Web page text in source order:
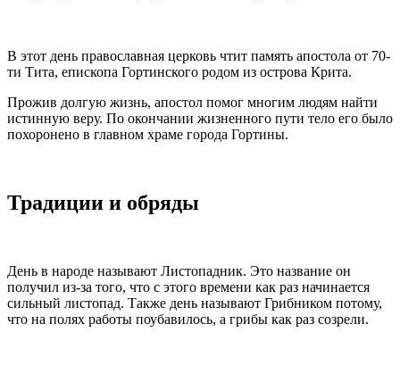
В этот день православная церковь чтит память апостола от 70-
ти Тита, епископа Гортинского родом из острова Крита.
Прожив долгую жизнь, апостол помог многим людям найти
истинную веру. По окончании жизненного пути тело его было
похоронено в главном храме города Гортины.
Традиции и обряды
День в народе называют Листопадник. Это название он
получил из-за того, что с этого времени как раз начинается
сильный листопад. Также день называют Грибником потому,
что на полях работы поубавилось, а грибы как раз созрели.